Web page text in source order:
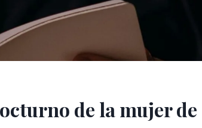
de la mujer de